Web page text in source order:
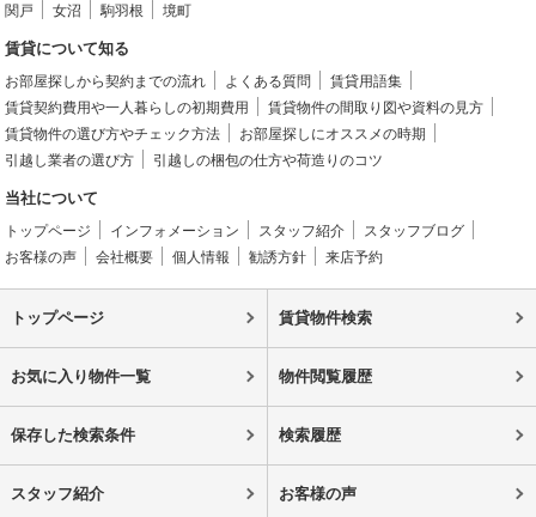
関戸
女沼 駒羽根 境町
賃貸について知る
お部屋探しから契約までの流れ よくある質問
賃貸用語集
賃貸契約費用や一人暮らしの初期費用
賃貸物件の間取り図や資料の見方
賃貸物件の選び方やチェック方法
お部屋探しにオススメの時期
引越し業者の選び方
引越しの梱包の仕方や荷造りのコツ
当社について
トップページ インフォメーション スタッフ紹介
スタッフブログ
お客様の声
会社概要 個人情報 勧誘方針 来店予約
トップページ 賃貸物件検索
お気に入り物件一覧 物件閲覧履歴
保存した検索条件 検索履歴
スタッフ紹介 お客様の声